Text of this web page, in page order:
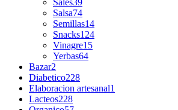
Salsa74
Semillas14
Snacks124
Vinagre15
Yerbas64
Bazar2
Diabetico228
Elaboracion artesanal1
Lacteos228